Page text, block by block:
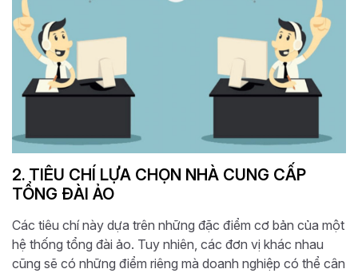
2. TIÊU CHÍ LỰA CHỌN NHÀ CUNG CẤP
TỔNG ĐÀI ẢO
Các tiêu chí này dựa trên những đặc điểm cơ bản của một
hệ thống tổng đài ảo. Tuy nhiên, các đơn vị khác nhau
cũng sẽ có những điểm riêng mà doanh nghiệp có thể cân